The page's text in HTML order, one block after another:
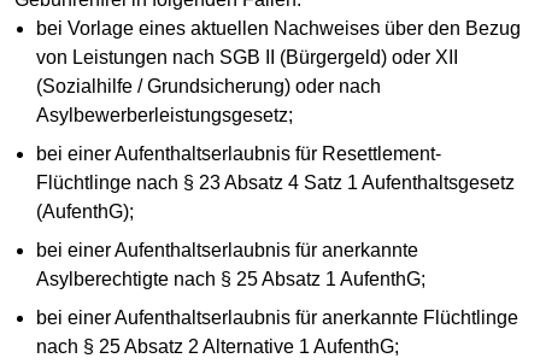
bei Vorlage eines aktuellen Nachweises über den Bezug
von Leistungen nach SGB II (Bürgergeld) oder XII
(Sozialhilfe / Grundsicherung) oder nach
Asylbewerberleistungsgesetz;
bei einer Aufenthaltserlaubnis für Resettlement-
Flüchtlinge nach § 23 Absatz 4 Satz 1 Aufenthaltsgesetz
(AufenthG);
bei einer Aufenthaltserlaubnis für anerkannte
Asylberechtigte nach § 25 Absatz 1 AufenthG;
bei einer Aufenthaltserlaubnis für anerkannte Flüchtlinge
nach § 25 Absatz 2 Alternative 1 AufenthG;